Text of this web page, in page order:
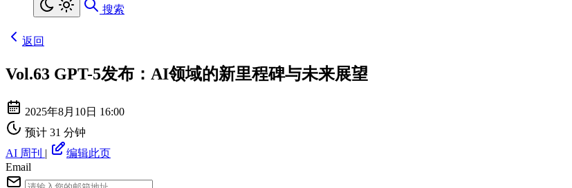
搜索
返回
Vol.63 GPT-5发布：AI领域的新里程碑与未来展望
2025年8月10日 16:00
预计 31 分钟
AI 周刊 |
编辑此页
Email